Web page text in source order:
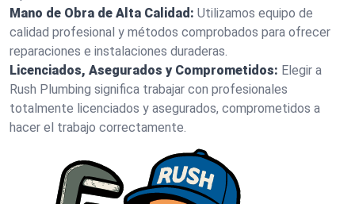
Mano de Obra de Alta Calidad: Utilizamos equipo de
calidad profesional y métodos comprobados para ofrecer
reparaciones e instalaciones duraderas.
Licenciados, Asegurados y Comprometidos: Elegir a
Rush Plumbing significa trabajar con profesionales
totalmente licenciados y asegurados, comprometidos a
hacer el trabajo correctamente.